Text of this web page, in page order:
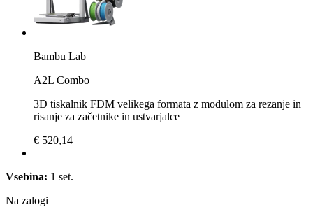
Bambu Lab
A2L Combo
3D tiskalnik FDM velikega formata z modulom za rezanje in
risanje za začetnike in ustvarjalce
€ 520,14
Vsebina: 1 set.
Na zalogi